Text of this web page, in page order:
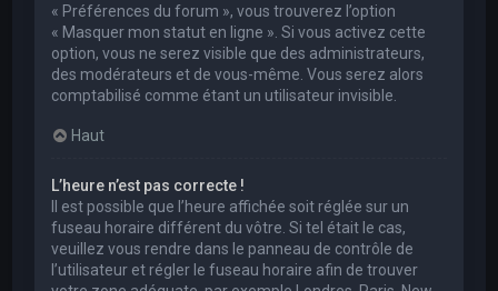
« Préférences du forum », vous trouverez l’option
« Masquer mon statut en ligne ». Si vous activez cette
option, vous ne serez visible que des administrateurs,
des modérateurs et de vous-même. Vous serez alors
comptabilisé comme étant un utilisateur invisible.
Haut
L’heure n’est pas correcte !
Il est possible que l’heure affichée soit réglée sur un
fuseau horaire différent du vôtre. Si tel était le cas,
veuillez vous rendre dans le panneau de contrôle de
l’utilisateur et régler le fuseau horaire afin de trouver